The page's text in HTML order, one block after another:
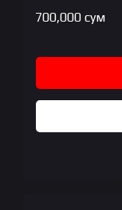
700,000 сум